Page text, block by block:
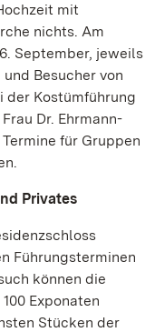
mit
nichts. Am
September, jeweils
Besucher von
der Kostümführung
Dr. Ehrmann-
für Gruppen
Privates
Führungsterminen
können die
Exponaten
Stücken der